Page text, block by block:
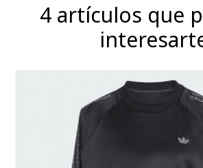
4 artículos que